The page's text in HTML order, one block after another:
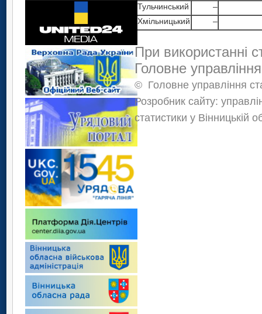
Тульчинський
–
Хмільницький
–
При використанні
Головне
© Головне управління
Розробник сайту:
статистики у Вінницькій